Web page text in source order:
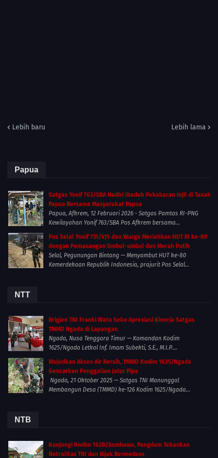
Lebih baru Lebih lama
Papua
Satgas Yonif 763/SBA Hadiri Ibadah Pekabaran Injil di Tanah
Papua Bersama Masyarakat Papua
Papua, Afkrem, 12 Februari 2026 - Satgas Pamtas RI-PNG
Kewilayahan Yonif 763/SBA Pos Afkrem bersama...
Pos Selal Yonif 751/VJS dan Warga Meriahkan HUT RI ke-80
dengan Pemasangan Umbul-umbul dan Merah Putih
Selal, Pegunungan Bintang — Menyambut HUT ke-80
Kemerdekaan Republik Indonesia, prajurit Pos Selal...
NTT
Brigjen TNI Franki Watu Seke Apresiasi Kinerja Satgas
TMMD Ngada di Lapangan
Ngada, Nusa Tenggara Timur — Komandan Kodim
1625/Ngada Letkol Inf. Imam Subekti, S.E., M.I.P....
Wujudkan Akses Air Bersih, TMMD Kodim 1625/Ngada
Gencarkan Penggalian Jalur Pipa
Ngada, 21 Oktober 2025 — Satgas TNI Manunggal
Membangun Desa (TMMD) ke-126 Kodim 1625/Ngada...
NTB
Kunjungi Kodim 1628/Sumbawa, Pangdam Tekankan
Netralitas TNI dan Bijak Bermedsos